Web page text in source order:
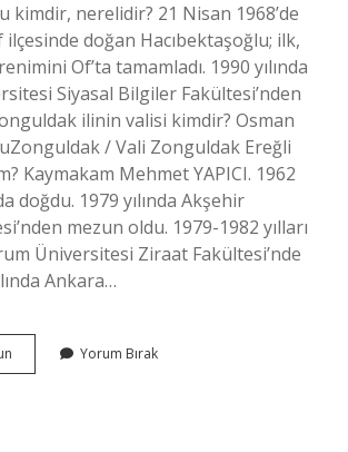
kimdir, nerelidir? 21 Nisan 1968’de
ilçesinde doğan Hacıbektaşoğlu; ilk,
Of’ta tamamladı. 1990 yılında
Siyasal Bilgiler Fakültesi’nden
ilinin valisi kimdir? Osman
/ Vali Zonguldak Ereğli
Kaymakam Mehmet YAPICI. 1962
doğdu. 1979 yılında Akşehir
mezun oldu. 1979-1982 yılları
Üniversitesi Ziraat Fakültesi’nde
Ankara…
Zonguldak
Ereğli
Yorum Bırak